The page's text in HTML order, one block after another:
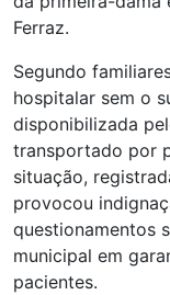
Ferraz.
Segundo
hospitalar sem o
disponibilizada
transportado por
situação,
provocou
questionamentos
municipal em
pacientes.